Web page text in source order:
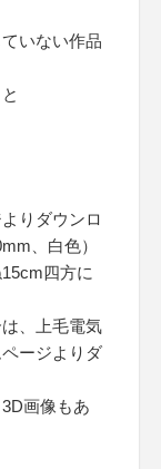
いない作品
りダウンロ
、白色）
四方に
、上毛電気
ージよりダ
画像もあ